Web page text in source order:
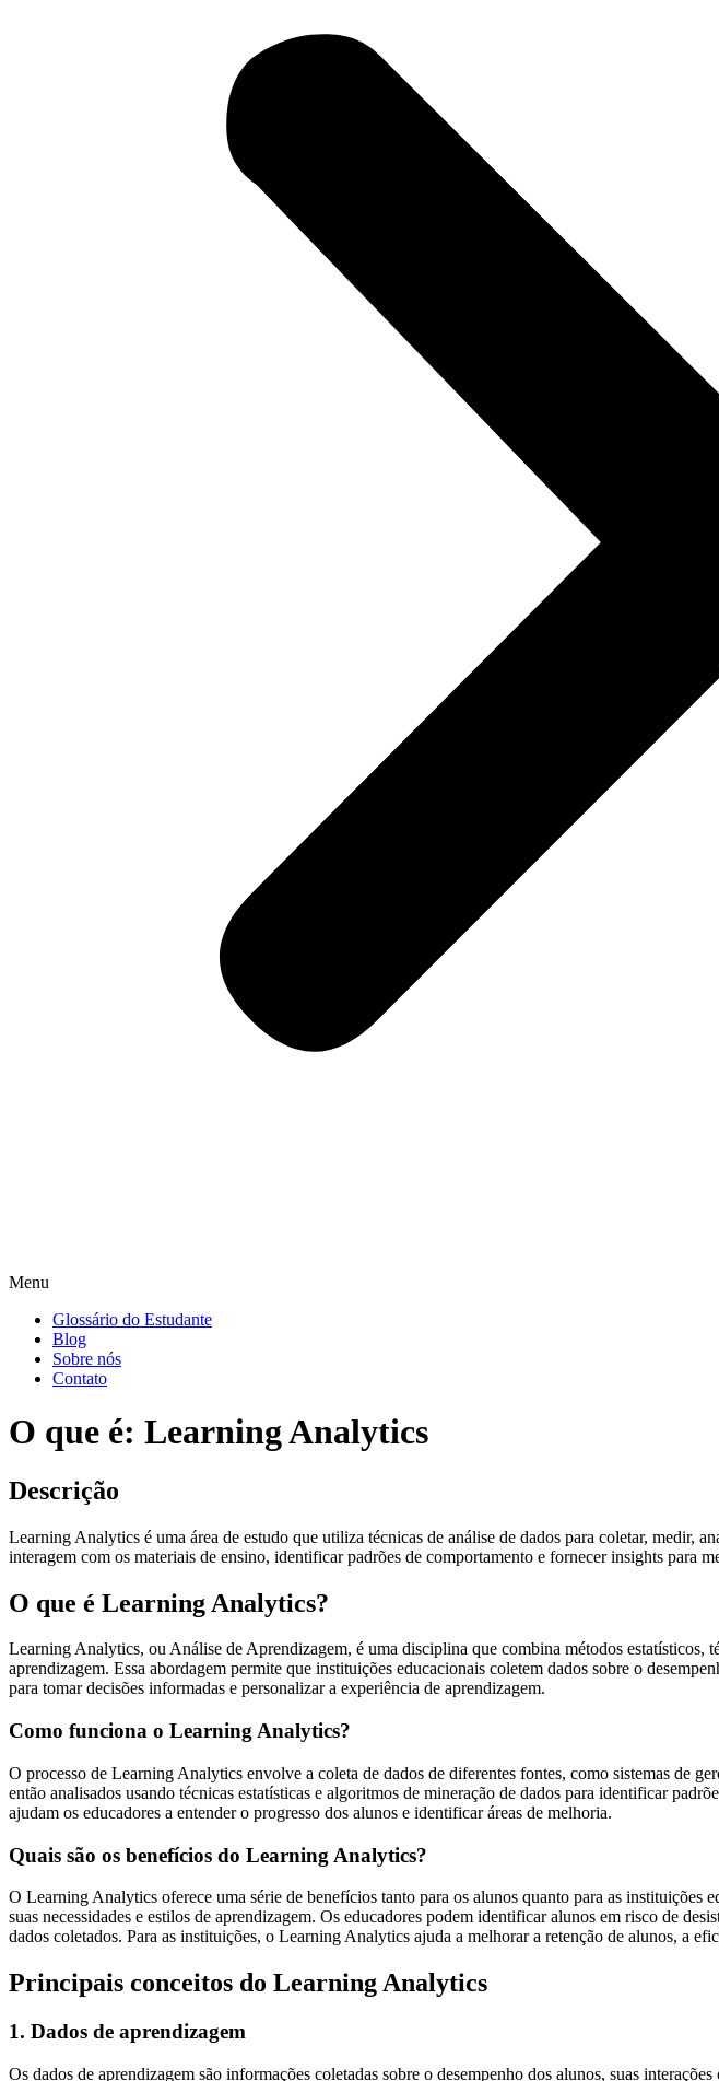
Menu
Glossário do Estudante
Blog
Sobre nós
Contato
O que é: Learning Analytics
Descrição
Learning Analytics é uma área de estudo que utiliza técnicas de análise de dados para coletar, medir,
interagem com os materiais de ensino, identificar padrões de comportamento e fornecer insights para
O que é Learning Analytics?
Learning Analytics, ou Análise de Aprendizagem, é uma disciplina que combina métodos estatísticos,
aprendizagem. Essa abordagem permite que instituições educacionais coletem dados sobre o
para tomar decisões informadas e personalizar a experiência de aprendizagem.
Como funciona o Learning Analytics?
O processo de Learning Analytics envolve a coleta de dados de diferentes fontes, como sistemas de
então analisados usando técnicas estatísticas e algoritmos de mineração de dados para identificar
ajudam os educadores a entender o progresso dos alunos e identificar áreas de melhoria.
Quais são os benefícios do Learning Analytics?
O Learning Analytics oferece uma série de benefícios tanto para os alunos quanto para as instituições
suas necessidades e estilos de aprendizagem. Os educadores podem identificar alunos em risco de
dados coletados. Para as instituições, o Learning Analytics ajuda a melhorar a retenção de alunos, a
Principais conceitos do Learning Analytics
1. Dados de aprendizagem
Os dados de aprendizagem são informações coletadas sobre o desempenho dos alunos, suas